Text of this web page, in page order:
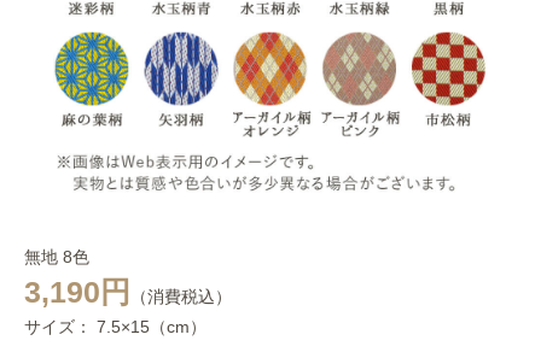
無地 8色
3,190円
（消費税込）
サイズ： 7.5×15（cm）